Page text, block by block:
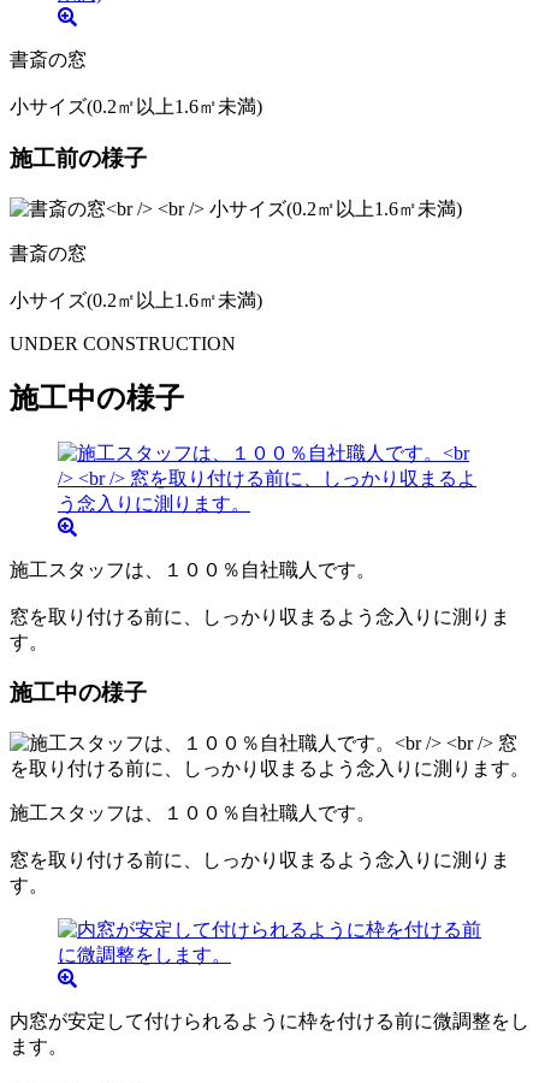
書斎の窓
小サイズ(0.2㎡以上1.6㎡未満)
施工前の様子
書斎の窓
小サイズ(0.2㎡以上1.6㎡未満)
UNDER CONSTRUCTION
施工中の様子
施工スタッフは、１００％自社職人です。
窓を取り付ける前に、しっかり収まるよう念入りに測りま
す。
施工中の様子
施工スタッフは、１００％自社職人です。
窓を取り付ける前に、しっかり収まるよう念入りに測りま
す。
内窓が安定して付けられるように枠を付ける前に微調整をし
ます。